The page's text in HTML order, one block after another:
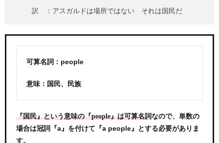
訳 ：アスガルドは場所ではない それは国民だ
可算名詞：people
意味：国民、民族
『国民』という意味の『people』は可算名詞なので、単数の
場合は冠詞『a』を付けて『a people』とする必要がありま
す。